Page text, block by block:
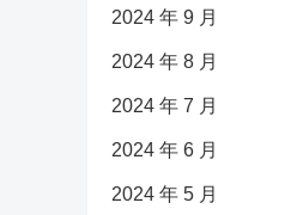
2024 年 9 月
2024 年 8 月
2024 年 7 月
2024 年 6 月
2024 年 5 月